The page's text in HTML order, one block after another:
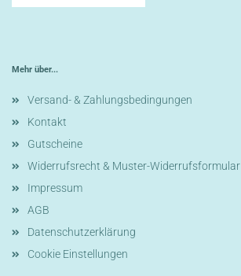
Mehr über...
Versand- & Zahlungsbedingungen
Kontakt
Gutscheine
Widerrufsrecht & Muster-Widerrufsformular
Impressum
AGB
Datenschutzerklärung
Cookie Einstellungen